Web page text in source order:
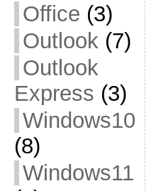
Office (3)
Outlook(7)
Outlook
Express (3)
Windows10
(8)
Windows11